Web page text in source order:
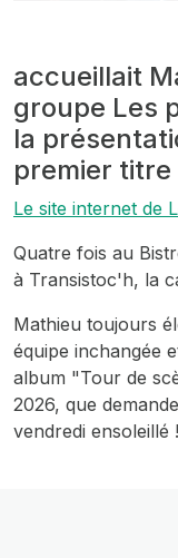
accueillait
groupe Les
la
premier
Le site internet de
Quatre fois au
à Transistoc'h, la
Mathieu toujours
équipe inchangée
album "Tour de
2026, que
vendredi ensoleillé !